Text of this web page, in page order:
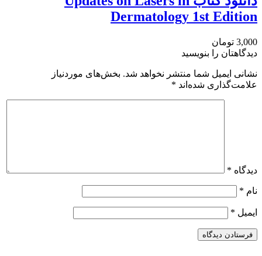
Dermatology 1st Edition
3,000 تومان
دیدگاهتان را بنویسید
نشانی ایمیل شما منتشر نخواهد شد. بخش‌های موردنیاز
علامت‌گذاری شده‌اند *
دیدگاه *
نام *
ایمیل *